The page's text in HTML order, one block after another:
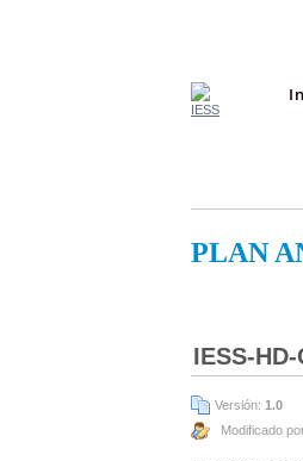
PLAN
IESS-
Versión: 1.0
Modificado